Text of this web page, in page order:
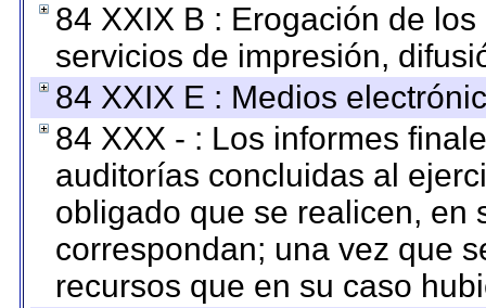
84 XXIX B : Erogación de
servicios de impresión,
84 XXIX E : Medios
84 XXX - : Los informes
auditorías concluidas al
obligado que se realicen, en
correspondan; una vez que
recursos que en su caso